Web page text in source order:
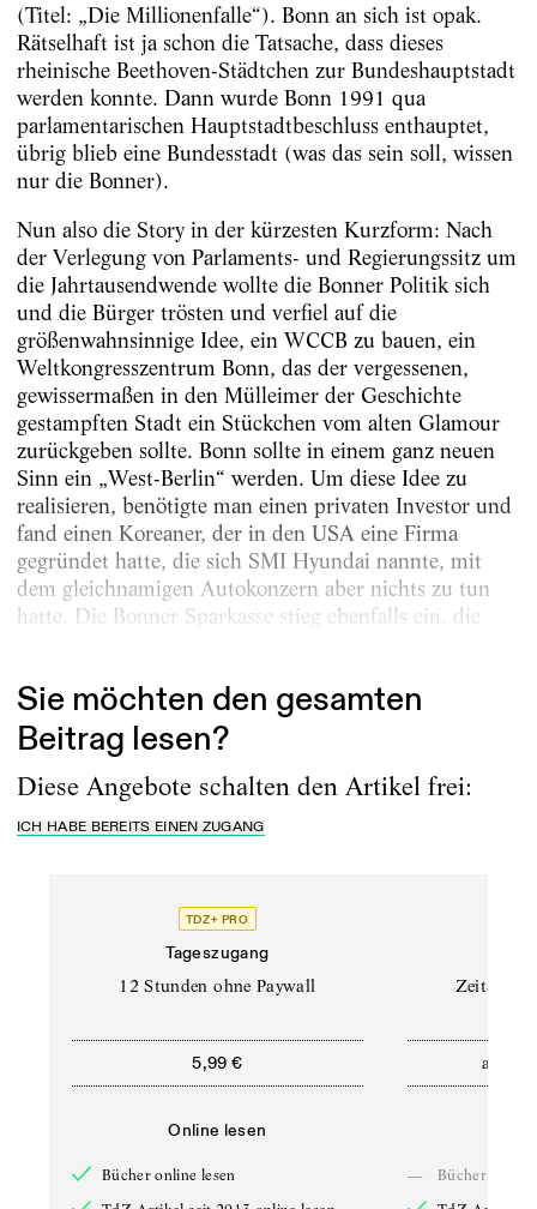
(Titel: „Die Millionenfalle“). Bonn an sich ist opak.
Rätselhaft ist ja schon die Tatsache, dass dieses
rheinische Beethoven-Städtchen zur Bundeshauptstadt
werden konnte. Dann wurde Bonn 1991 qua
parlamentarischen Hauptstadtbeschluss enthauptet,
übrig blieb eine Bundesstadt (was das sein soll, wissen
nur die Bonner).
Nun also die Story in der kürzesten Kurzform: Nach
der Verlegung von Parlaments- und Regierungssitz um
die Jahrtausendwende wollte die Bonner Politik sich
und die Bürger trösten und verfiel auf die
größenwahnsinnige Idee, ein WCCB zu bauen, ein
Weltkongresszentrum Bonn, das der vergessenen,
gewissermaßen in den Mülleimer der Geschichte
gestampften Stadt ein Stückchen vom alten Glamour
zurückgeben sollte. Bonn sollte in einem ganz neuen
Sinn ein „West-Berlin“ werden. Um diese Idee zu
realisieren, benötigte man einen privaten Investor und
fand einen Koreaner, der in den USA eine Firma
gegründet hatte, die sich SMI Hyundai nannte, mit
dem gleichnamigen Autokonzern aber nichts zu tun
hatte. Die Bonner Sparkasse stieg ebenfalls ein, die
Sie möchten den gesamten
Beitrag lesen?
Diese Angebote schalten den Artikel frei:
ICH HABE BEREITS EINEN ZUGANG
TDZ+ PRO
Tageszugang
12 Stunden ohne Paywall
5,99 €
Online lesen
Bücher online lesen
ab
—
Bücher online